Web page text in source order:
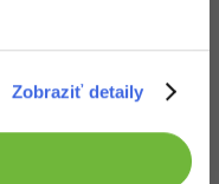
Zobraziť detaily
a uzly